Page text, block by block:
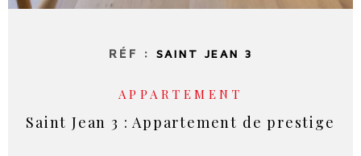
RÉF : SAINT JEAN 3
APPARTEMENT
Saint Jean 3 : Appartement de prestige